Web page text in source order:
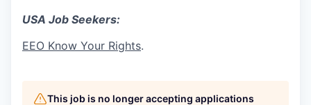
USA Job Seekers:
EEO Know Your Rights.
This job is no longer accepting applications